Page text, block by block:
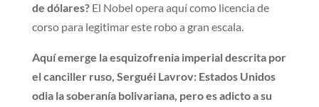
de dólares?El Nobel opera aquí como licencia de
corso para legitimar este robo a gran escala.
Aquí emerge la esquizofrenia imperial descrita por
el canciller ruso, Serguéi Lavrov: Estados Unidos
odia la soberanía bolivariana, pero es adicto a su